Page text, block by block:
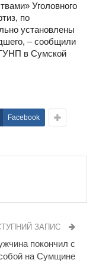
Уголовного
по
установлены
– сообщили
в Сумской
Facebook
ЗАПИС
покончил с
на Сумщине